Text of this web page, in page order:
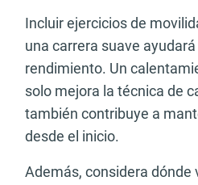
Incluir ejercicios de
una carrera suave
rendimiento. Un
solo mejora la técnica de
también contribuye a
desde el inicio.
Además, considera dónde